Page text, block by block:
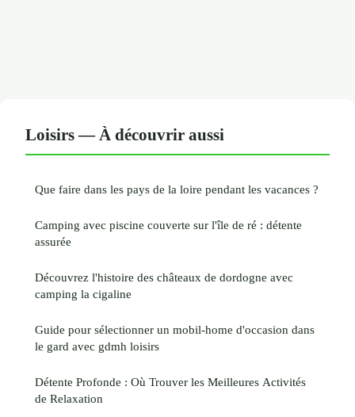
Loisirs — À découvrir aussi
Que faire dans les pays de la loire pendant les vacances ?
Camping avec piscine couverte sur l'île de ré : détente
assurée
Découvrez l'histoire des châteaux de dordogne avec
camping la cigaline
Guide pour sélectionner un mobil-home d'occasion dans
le gard avec gdmh loisirs
Détente Profonde : Où Trouver les Meilleures Activités
de Relaxation